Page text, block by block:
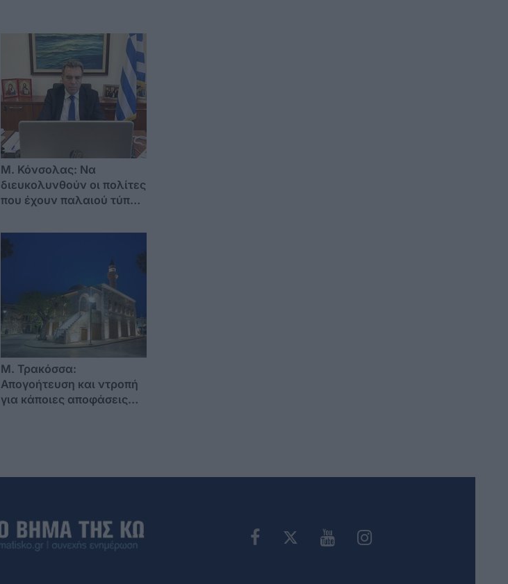
Μ. Κόνσολας: Να
διευκολυνθούν οι πολίτες
που έχουν παλαιού τύπου
έκδοση διαβατηρίου
Μ. Τρακόσσα:
Απογοήτευση και ντροπή
για κάποιες αποφάσεις